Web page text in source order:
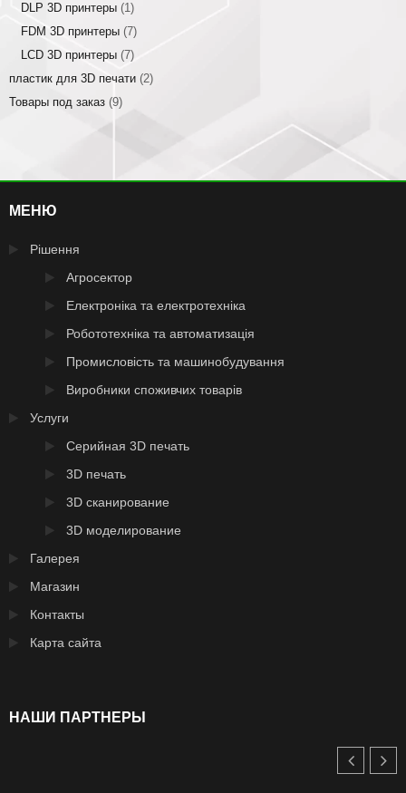
DLP 3D принтеры (1)
FDM 3D принтеры (7)
LCD 3D принтеры (7)
пластик для 3D печати (2)
Товары под заказ (9)
МЕНЮ
Рішення
Агросектор
Електроніка та електротехніка
Робототехніка та автоматизація
Промисловість та машинобудування
Виробники споживчих товарів
Услуги
Серийная 3D печать
3D печать
3D сканирование
3D моделирование
Галерея
Магазин
Контакты
Карта сайта
НАШИ ПАРТНЕРЫ